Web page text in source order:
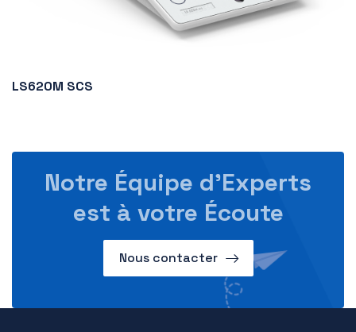
LS620M SCS
Notre Équipe d’Experts
est à votre Écoute
Nous contacter